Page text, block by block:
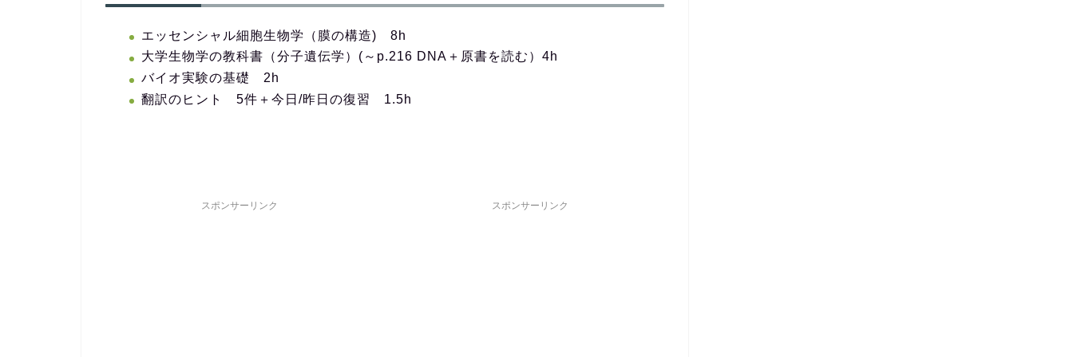
エッセンシャル細胞生物学（膜の構造) 8h
大学生物学の教科書（分子遺伝学）(～p.216 DNA＋原書を読む）4h
バイオ実験の基礎 2h
翻訳のヒント 5件＋今日/昨日の復習 1.5h
スポンサーリンク スポンサーリンク